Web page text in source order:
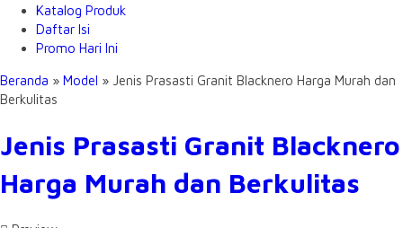
Katalog Produk
Daftar Isi
Promo Hari Ini
Beranda » Model » Jenis Prasasti Granit Blacknero Harga Murah dan
Berkulitas
Jenis Prasasti Granit Blacknero
Harga Murah dan Berkulitas